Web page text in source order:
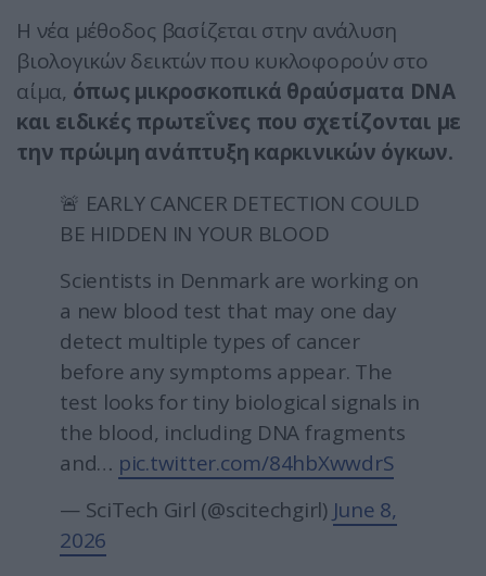
Η νέα μέθοδος βασίζεται στην ανάλυση
βιολογικών δεικτών που κυκλοφορούν στο
αίμα, όπως μικροσκοπικά θραύσματα DNA
και ειδικές πρωτεΐνες που σχετίζονται με
την πρώιμη ανάπτυξη καρκινικών όγκων.
🚨 EARLY CANCER DETECTION COULD
BE HIDDEN IN YOUR BLOOD
Scientists in Denmark are working on
a new blood test that may one day
detect multiple types of cancer
before any symptoms appear. The
test looks for tiny biological signals in
the blood, including DNA fragments
and… pic.twitter.com/84hbXwwdrS
— SciTech Girl (@scitechgirl) June 8,
2026